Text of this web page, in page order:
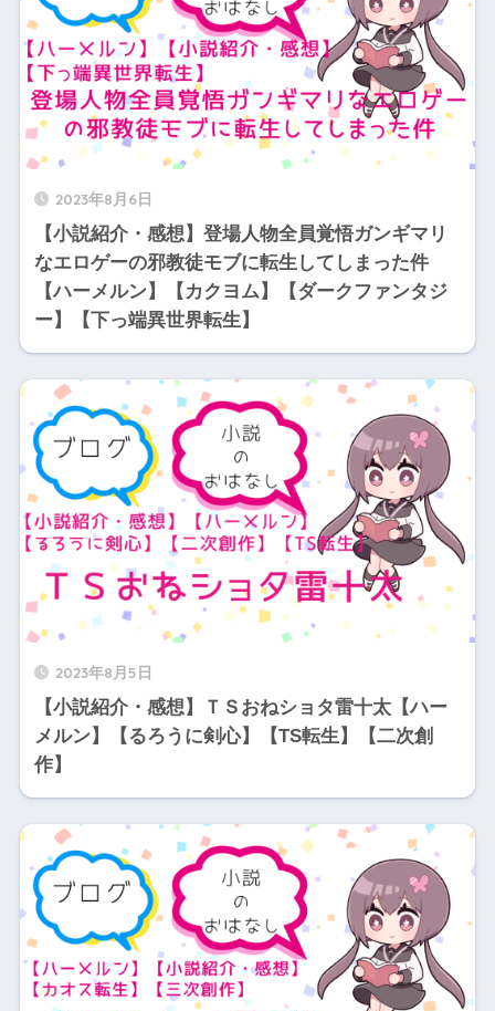
2023年8月6日
【小説紹介・感想】登場人物全員覚悟ガンギマリ
なエロゲーの邪教徒モブに転生してしまった件
【ハーメルン】【カクヨム】【ダークファンタジ
ー】【下っ端異世界転生】
2023年8月5日
【小説紹介・感想】ＴＳおねショタ雷十太【ハー
メルン】【るろうに剣心】【TS転生】【二次創
作】